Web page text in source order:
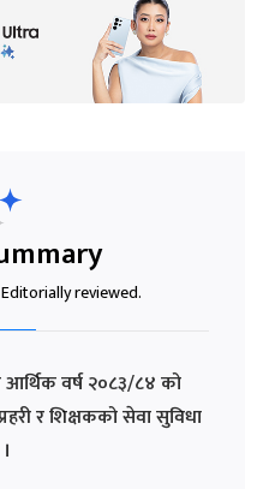
reviewed.
आर्थिक वर्ष २०८३/८४ को
र शिक्षकको सेवा सुविधा